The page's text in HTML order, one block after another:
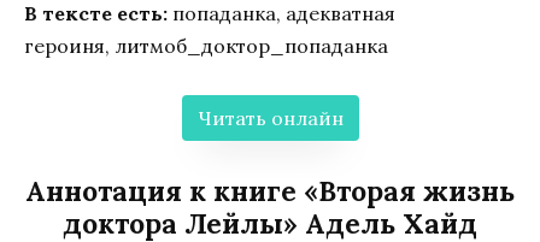
В тексте есть: попаданка, адекватная
героиня, литмоб_доктор_попаданка
Читать онлайн
Аннотация к книге «Вторая жизнь
доктора Лейлы» Адель Хайд